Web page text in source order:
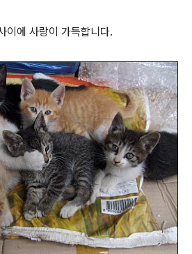
이에 사랑이 가득합니다.